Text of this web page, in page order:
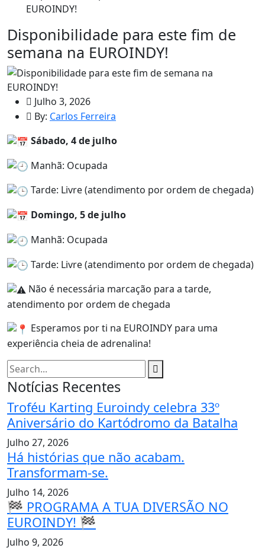
EUROINDY!
Disponibilidade para este fim de
semana na EUROINDY!
Julho 3, 2026
By: Carlos Ferreira
Sábado, 4 de julho
Manhã: Ocupada
Tarde: Livre (atendimento por ordem de chegada)
Domingo, 5 de julho
Manhã: Ocupada
Tarde: Livre (atendimento por ordem de chegada)
Não é necessária marcação para a tarde,
atendimento por ordem de chegada
Esperamos por ti na EUROINDY para uma
experiência cheia de adrenalina!
Notícias Recentes
Troféu Karting Euroindy celebra 33º
Aniversário do Kartódromo da Batalha
Julho 27, 2026
Há histórias que não acabam.
Transformam-se.
Julho 14, 2026
🏁 PROGRAMA A TUA DIVERSÃO NO
EUROINDY! 🏁
Julho 9, 2026